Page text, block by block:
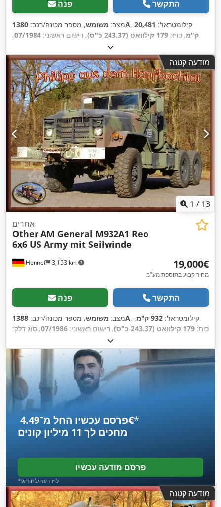
פנה התקשר
מצב: משומש, מספר מכונה/רכב: 1380A , קילומטראז': 20,481
ק"מ, כוח: 179 קילוואט (243.37 כ"ס) , רישום ראשוני: 07/1984
,
16,388 ק"ג
ירוק, סוג תמסורת:אוטומטי, ציוד:הנעה בכל הגלגלים, מדחס,
מחבר עגלה, מנוף, מערכת בלימה למניעת נעילה (ABS),
מודעה קטנה
1 / 13
Hennef 3,153 km
אחרים
OtherAM General M932A1 Reo
6x6 US Army mit Seilwinde
‏19,000 ‏€
מחיר קבוע בתוספת מע"מ
פנה התקשר
מצב: משומש, מספר מכונה/רכב: 1388A , קילומטראז': 932 ק"מ
,
כוח: 179 קילוואט (243.37 כ"ס) , רישום ראשוני: 07/1986, סוג דלק:
, תצורת סרן:
תמסורת:אוטומטי, ציוד:הנעה בכל הגלגלים, מדחס ,
פרסם עכשיו החל מ־‏4.49 ‏€*
מחכים לך 11 מיליון קונים
פרסם מודעה עכשיו
*למודעה/לחודש
מודעה קטנה